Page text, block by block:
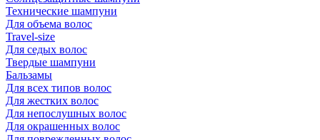
Технические шампуни
Для объема волос
Travel-size
Для седых волос
Твердые шампуни
Бальзамы
Для всех типов волос
Для жестких волос
Для непослушных волос
Для окрашенных волос